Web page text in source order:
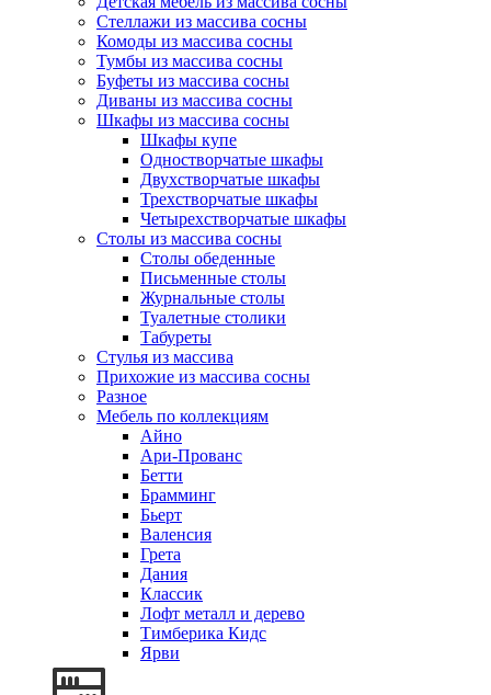
Стеллажи из массива сосны
Комоды из массива сосны
Тумбы из массива сосны
Буфеты из массива сосны
Диваны из массива сосны
Шкафы из массива сосны
Шкафы купе
Одностворчатые шкафы
Двухстворчатые шкафы
Трехстворчатые шкафы
Четырехстворчатые шкафы
Столы из массива сосны
Столы обеденные
Письменные столы
Журнальные столы
Туалетные столики
Табуреты
Стулья из массива
Прихожие из массива сосны
Разное
Мебель по коллекциям
Айно
Ари-Прованс
Бетти
Брамминг
Бьерт
Валенсия
Грета
Дания
Классик
Лофт металл и дерево
Тимберика Кидс
Ярви